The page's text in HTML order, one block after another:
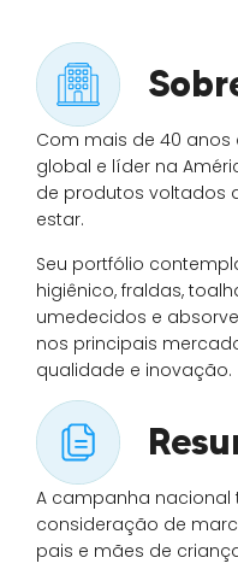
Com mais de 40
global e líder na
de produtos voltados
estar.
Seu portfólio
higiênico, fraldas,
umedecidos e
nos principais
qualidade e inovação.
A campanha nacional
consideração de
pais e mães de